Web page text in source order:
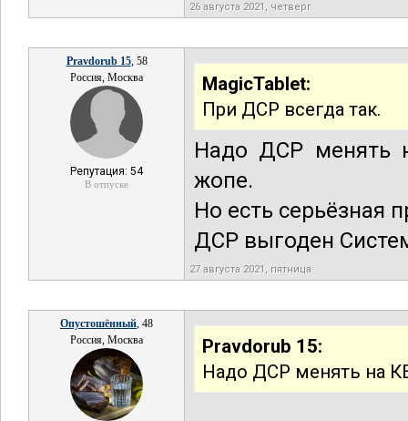
26 августа 2021, четверг
Pravdorub 15, 58
Россия, Москва
Репутация: 54
В отпуске
MagicTablet:
При ДСР всегда так.
Надо ДСР менять
жопе.
Но есть серьёзная
ДСР выгоден
27 августа 2021, пятница
Опустошённый, 48
Россия, Москва
Pravdorub 15:
Надо ДСР менять на